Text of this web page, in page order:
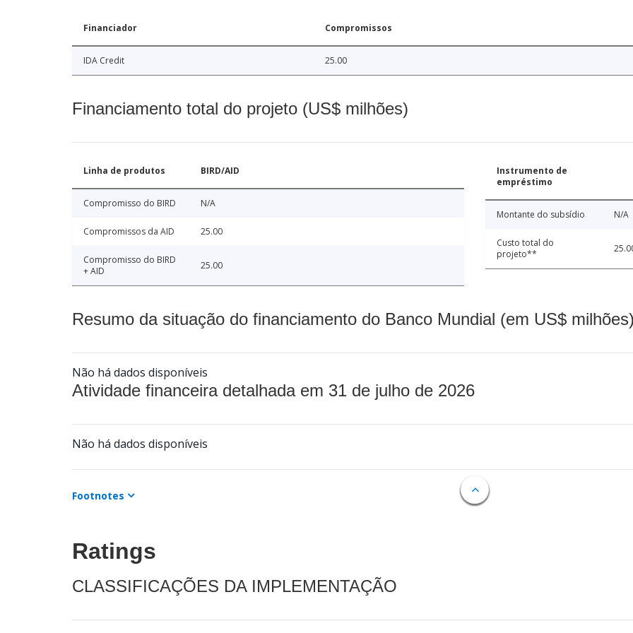
Financiador Compromissos
IDA Credit 25.00
Financiamento total do projeto (US$ milhões)
Linha de produtos BIRD/AID
Compromisso do BIRD N/A
Compromissos da AID 25.00
Compromisso do BIRD
+ AID
25.00
Instrumento de
empréstimo
Montante do subsídio N/A
Custo total do
projeto**
Resumo da situação do financiamento do Banco Mundial (em US$
Não há dados disponíveis
Atividade financeira detalhada em 31 de julho de 2026
Não há dados disponíveis
Footnotes
Ratings
CLASSIFICAÇÕES DA IMPLEMENTAÇÃO